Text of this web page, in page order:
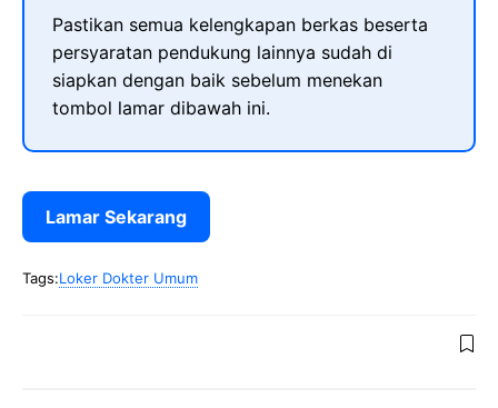
Pastikan semua kelengkapan berkas beserta
persyaratan pendukung lainnya sudah di
siapkan dengan baik sebelum menekan
tombol lamar dibawah ini.
Lamar Sekarang
Tags:Loker Dokter Umum